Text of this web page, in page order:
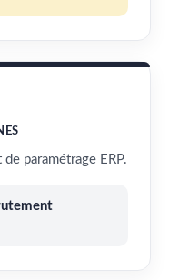
paramétrage ERP.